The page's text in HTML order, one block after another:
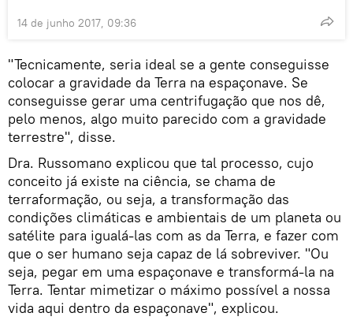
14 de junho 2017, 09:36
"Tecnicamente, seria ideal se a gente conseguisse
colocar a gravidade da Terra na espaçonave. Se
conseguisse gerar uma centrifugação que nos dê,
pelo menos, algo muito parecido com a gravidade
terrestre", disse.
Dra. Russomano explicou que tal processo, cujo
conceito já existe na ciência, se chama de
terraformação, ou seja, a transformação das
condições climáticas e ambientais de um planeta ou
satélite para igualá-las com as da Terra, e fazer com
que o ser humano seja capaz de lá sobreviver. "Ou
seja, pegar em uma espaçonave e transformá-la na
Terra. Tentar mimetizar o máximo possível a nossa
vida aqui dentro da espaçonave", explicou.